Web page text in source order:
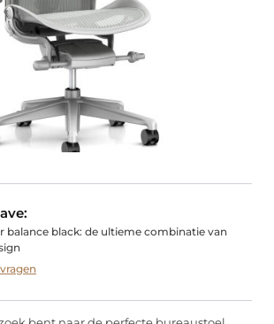
balance black: de ultieme combinatie van